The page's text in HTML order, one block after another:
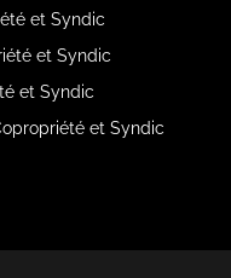
et Syndic
et Syndic
et Syndic
et Syndic